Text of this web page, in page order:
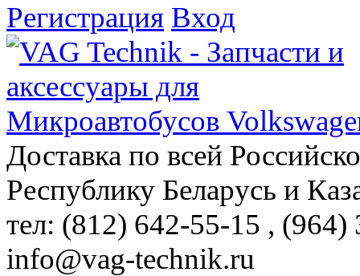
Регистрация Вход
Доставка по всей
Республику Беларусь и
тел: (812) 642-55-15 , (964)
info@vag-technik.ru